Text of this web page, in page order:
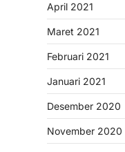
April 2021
Maret 2021
Februari 2021
Januari 2021
Desember 2020
November 2020